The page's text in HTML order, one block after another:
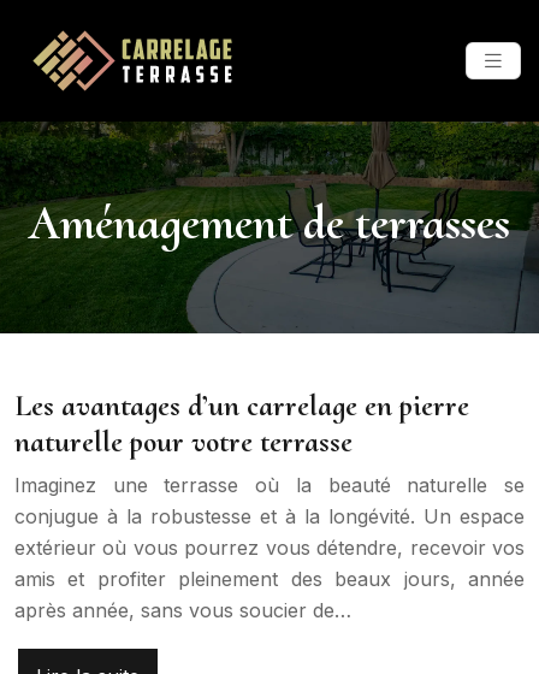
Aménagement de terrasses
Les avantages d’un carrelage en pierre
naturelle pour votre terrasse
Imaginez une terrasse où la beauté naturelle se
conjugue à la robustesse et à la longévité. Un espace
extérieur où vous pourrez vous détendre, recevoir vos
amis et profiter pleinement des beaux jours, année
après année, sans vous soucier de…